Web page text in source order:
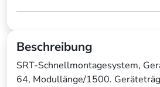
Beschreibung
SRT-Schnellmontagesystem,
64, Modullänge/1500.